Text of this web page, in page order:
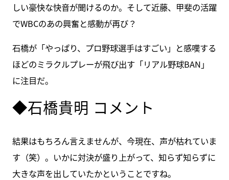
しい豪快な快音が聞けるのか。そして近藤、甲斐の活躍
でWBCのあの興奮と感動が再び？
石橋が「やっぱり、プロ野球選手はすごい」と感嘆する
ほどのミラクルプレーが飛び出す「リアル野球BAN」
に注目だ。
◆石橋貴明 コメント
結果はもちろん言えませんが、今現在、声が枯れていま
す（笑）。いかに対決が盛り上がって、知らず知らずに
大きな声を出していたかということですね。